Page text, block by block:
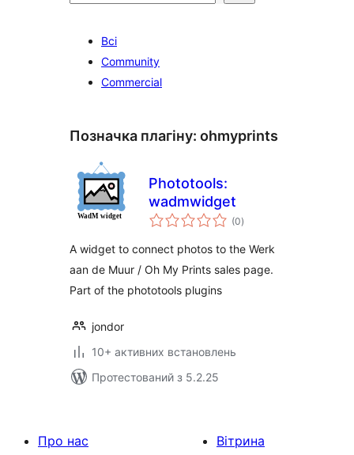
Всі
Community
Commercial
Позначка плагіну: ohmyprints
Phototools:
wadmwidget
(0загальний
рейтинг
)
A widget to connect photos to the Werk
aan de Muur / Oh My Prints sales page.
Part of the phototools plugins
jondor
10+ активних встановлень
Протестований з 5.2.25
Про нас
Вітрина